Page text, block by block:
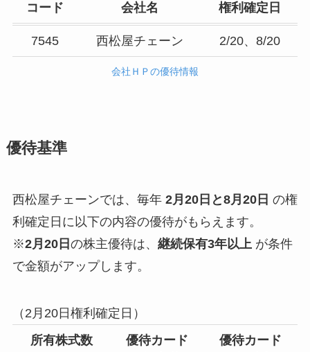
コード 会社名 権利確定日
7545 西松屋チェーン 2/20、8/20
会社ＨＰの優待情報
優待基準
西松屋チェーンでは、毎年 2月20日と8月20日 の権
利確定日に以下の内容の優待がもらえます。
※2月20日 の株主優待は、 継続保有3年以上が条件
で金額がアップします。
（2月20日権利確定日）
所有株式数
優待カード
優待カード